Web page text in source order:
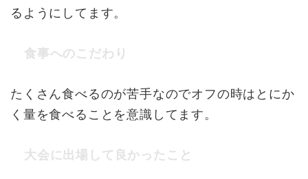
るようにしてます。
食事へのこだわり
たくさん食べるのが苦手なのでオフの時はとにか
く量を食べることを意識してます。
大会に出場して良かったこと